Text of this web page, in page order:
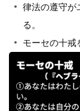
律法の遵守が
る。
モーセの十